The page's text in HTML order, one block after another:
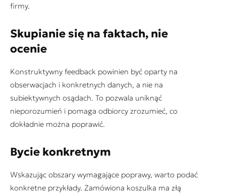
firmy.
Skupianie się na faktach, nie
ocenie
Konstruktywny feedback powinien być oparty na
obserwacjach i konkretnych danych, a nie na
subiektywnych osądach. To pozwala uniknąć
nieporozumień i pomaga odbiorcy zrozumieć, co
dokładnie można poprawić.
Bycie konkretnym
Wskazując obszary wymagające poprawy, warto podać
konkretne przykłady. Zamówiona koszulka ma złą